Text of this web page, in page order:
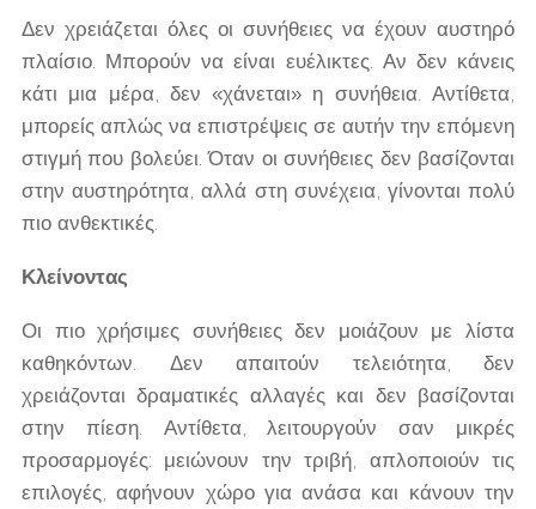
Δεν χρειάζεται όλες οι συνήθειες να έχουν αυστηρό
πλαίσιο. Μπορούν να είναι ευέλικτες. Αν δεν κάνεις
κάτι μια μέρα, δεν «χάνεται» η συνήθεια. Αντίθετα,
μπορείς απλώς να επιστρέψεις σε αυτήν την επόμενη
στιγμή που βολεύει. Όταν οι συνήθειες δεν βασίζονται
στην αυστηρότητα, αλλά στη συνέχεια, γίνονται πολύ
πιο ανθεκτικές.
Κλείνοντας
Οι πιο χρήσιμες συνήθειες δεν μοιάζουν με λίστα
καθηκόντων. Δεν απαιτούν τελειότητα, δεν
χρειάζονται δραματικές αλλαγές και δεν βασίζονται
στην πίεση. Αντίθετα, λειτουργούν σαν μικρές
προσαρμογές: μειώνουν την τριβή, απλοποιούν τις
επιλογές, αφήνουν χώρο για ανάσα και κάνουν την